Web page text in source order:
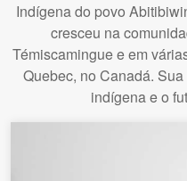
Indígena do povo
cresceu na
Témiscamingue e em
Quebec, no Canadá.
indígena e o